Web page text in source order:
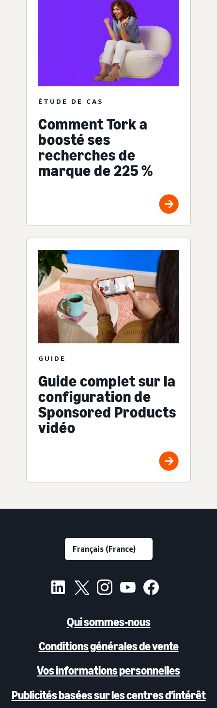
ÉTUDE DE CAS
Comment Tork a
boosté ses
recherches de
marque de 225 %
GUIDE
Guide complet sur la
configuration de
Sponsored Products
vidéo
Qui sommes-nous
Conditions générales de vente
Vos informations personnelles
Publicités basées sur les centres d'intérêt